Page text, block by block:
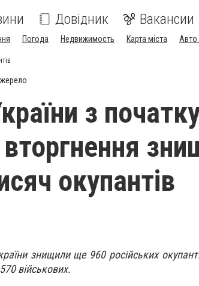
Довідник Вакансии
Погода Недвижимость Карта міста
з
вторгнення
окупантів
знищили ще 960 російських
військових.